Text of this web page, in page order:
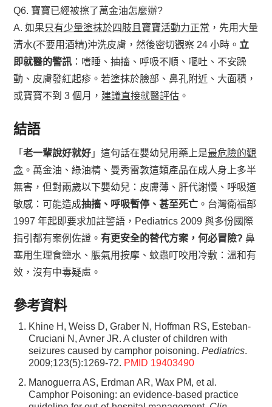
Q6. 寶寶已經被擦了萬金油怎麼辦?
A. 如果只有少量塗抹於四肢且寶寶活動力正常 ，先用大量
清水(不要用酒精)沖洗皮膚，然後密切觀察 24 小時。 立
即就醫的警訊 ：嗜睡、抽搐、呼吸不順、嘔吐、不安躁
動、皮膚發紅起疹。若塗抹於臉部、鼻孔附近、大面積，
或寶寶不到 3 個月， 建議直接就醫評估 。
結語
「老一輩說好就好 」這句話在嬰幼兒用藥上是最危險的觀
念 。萬金油、綠油精、曼秀雷敦這類產品在成人身上多半
無害，但對兩歲以下嬰幼兒：皮膚薄、肝代謝慢、呼吸道
敏感：可能造成抽搐、呼吸暫停、甚至死亡 。台灣衛福部
1997 年起即要求加註警語，Pediatrics 2009 與多份國際
指引都有案例佐證。有更安全的替代方案，何必冒險? 鼻
塞用生理食鹽水、脹氣用按摩、蚊蟲叮咬用冷敷：溫和有
效，沒有中毒疑慮。
參考資料
Khine H, Weiss D, Graber N, Hoffman RS, Esteban-
Cruciani N, Avner JR. A cluster of children with
seizures caused by camphor poisoning.Pediatrics.
2009;123(5):1269-72. PMID 19403490
Manoguerra AS, Erdman AR, Wax PM, et al.
Camphor Poisoning: an evidence-based practice